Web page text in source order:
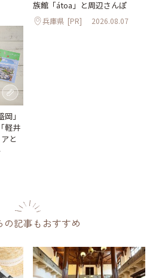
族館「átoa」と周辺さんぽ
兵庫県 [PR] 2026.08.07
」
軽井
と
の記事もおすすめ